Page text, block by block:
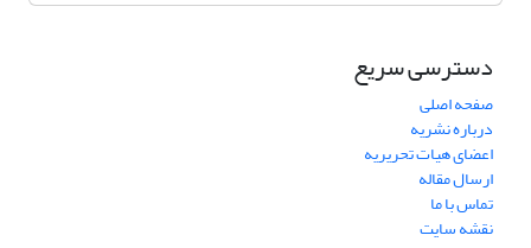
دسترسی سریع
صفحه اصلی
درباره نشریه
اعضای هیات تحریریه
ارسال مقاله
تماس با ما
نقشه سایت